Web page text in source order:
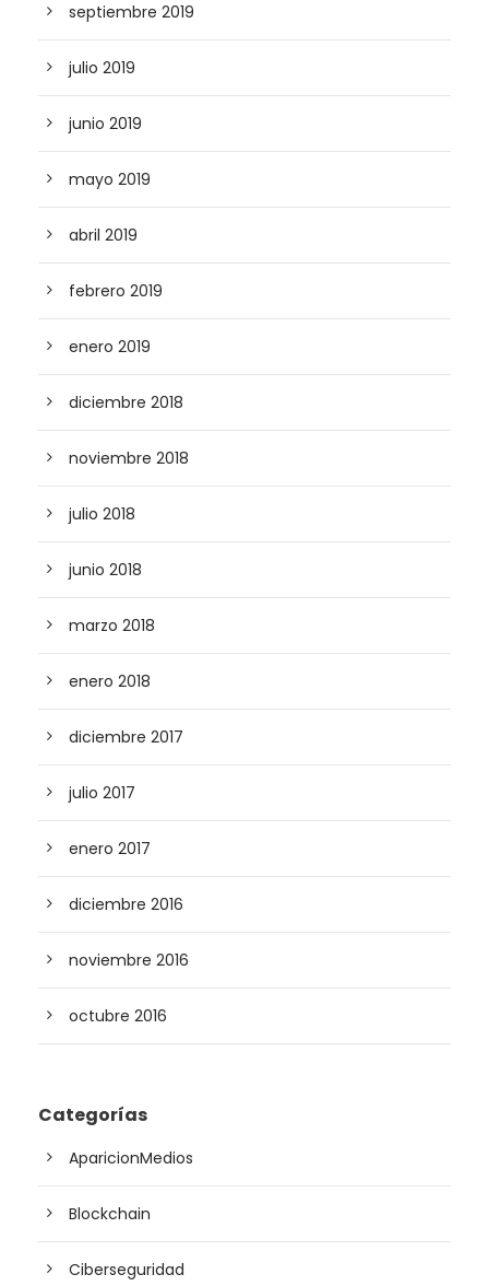
septiembre 2019
julio 2019
junio 2019
mayo 2019
abril 2019
febrero 2019
enero 2019
diciembre 2018
noviembre 2018
julio 2018
junio 2018
marzo 2018
enero 2018
diciembre 2017
julio 2017
enero 2017
diciembre 2016
noviembre 2016
octubre 2016
Categorías
AparicionMedios
Blockchain
Ciberseguridad